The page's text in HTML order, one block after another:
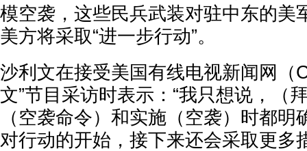
模空袭，这些民兵武装对驻中东的美
美方将采取“进一步行动”。
沙利文在接受美国有线电视新闻网（
文”节目采访时表示：“我只想说，（
（空袭命令）和实施（空袭）时都
对行动的开始，接下来还会采取更多